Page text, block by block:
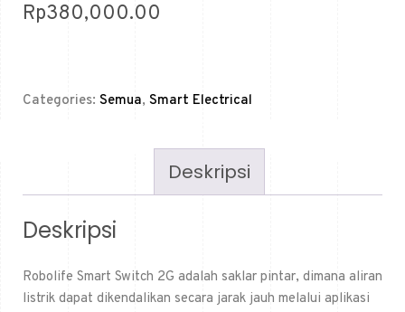
Rp380,000.00
Categories: Semua, Smart Electrical
Deskripsi
Deskripsi
Robolife Smart Switch 2G adalah saklar pintar, dimana aliran
listrik dapat dikendalikan secara jarak jauh melalui aplikasi